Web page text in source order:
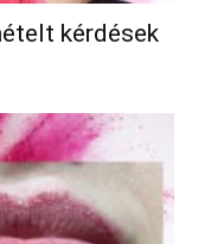
kérdések